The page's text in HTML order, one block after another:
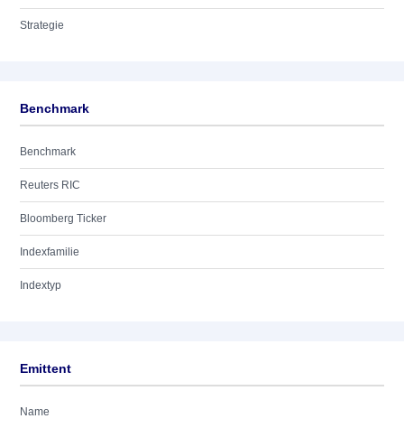
Strategie
Benchmark
Benchmark
Reuters RIC
Bloomberg Ticker
Indexfamilie
Indextyp
Emittent
Name